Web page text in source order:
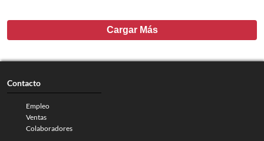
Cargar Más
Contacto
Empleo
Ventas
Colaboradores